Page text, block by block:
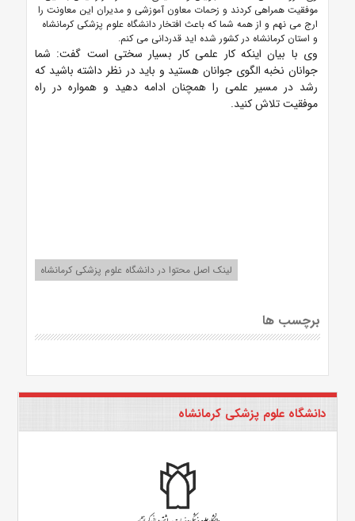
موفقیت همراهی کردند و زحمات معاون آموزشی و مدیران این معاونت را
ارج می نهم و از همه شما که باعث افتخار دانشگاه علوم پزشکی کرمانشاه
و استان کرمانشاه در کشور شده اید قدردانی می کنم.
وی با بیان اینکه کار علمی کار بسیار سختی است گفت: شما
جوانان نخبه الگوی جوانان هستید و باید در نظر داشته باشید که
رشد در مسیر علمی را همچنان ادامه دهید و همواره در راه
موفقیت تلاش کنید.
لینک اصل محتوا در دانشگاه علوم پزشکی کرمانشاه
برچسب ها
دانشگاه علوم پزشکی کرمانشاه